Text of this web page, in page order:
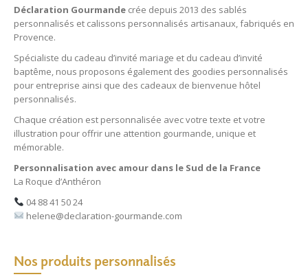
Déclaration Gourmande crée depuis 2013 des sablés
personnalisés et calissons personnalisés artisanaux, fabriqués en
Provence.
Spécialiste du cadeau d’invité mariage et du cadeau d’invité
baptême, nous proposons également des goodies personnalisés
pour entreprise ainsi que des cadeaux de bienvenue hôtel
personnalisés.
Chaque création est personnalisée avec votre texte et votre
illustration pour offrir une attention gourmande, unique et
mémorable.
Personnalisation avec amour dans le Sud de la France
La Roque d’Anthéron
04 88 41 50 24
helene@declaration-gourmande.com
Nos produits personnalisés